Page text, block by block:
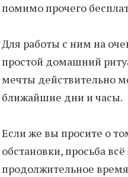
помимо прочего
Для работы с ним на
простой домашний
мечты действительно
ближайшие дни и часы.
Если же вы просите о
обстановки, просьба
продолжительное